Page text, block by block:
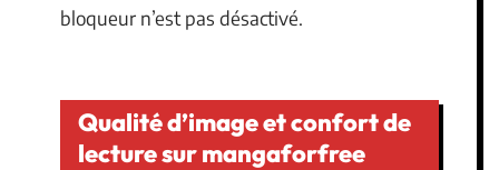
bloqueur n’est pas désactivé.
Qualité d’image et confort de
lecture sur mangaforfree